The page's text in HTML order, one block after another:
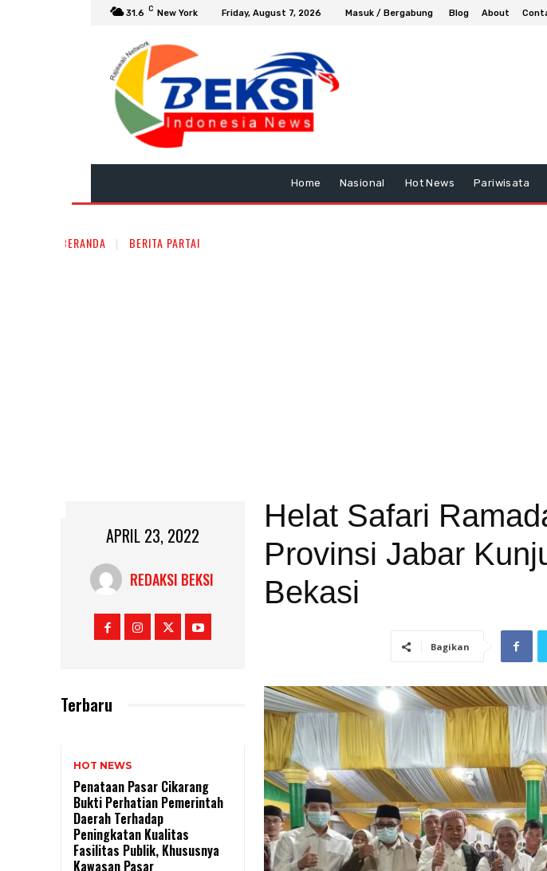
31.6 C New York Friday, August 7, 2026 Masuk / Bergabung Blog About
Home Nasional Hot News Pariwisata
BERANDA BERITA PARTAI
APRIL 23, 2022
REDAKSI BEKSI
Terbaru
HOT NEWS
Penataan Pasar Cikarang
Bukti Perhatian Pemerintah
Daerah Terhadap
Peningkatan Kualitas
Fasilitas Publik, Khususnya
Kawasan Pasar
Helat Safari
Provinsi Jabar
Bekasi
Bagikan